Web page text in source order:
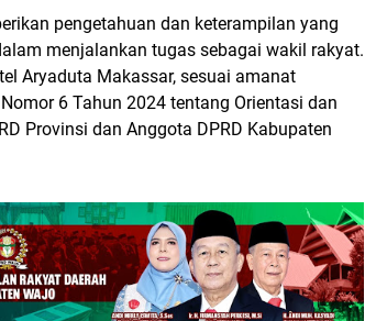
pengetahuan dan keterampilan yang
menjalankan tugas sebagai wakil rakyat.
Aryaduta Makassar, sesuai amanat
6 Tahun 2024 tentang Orientasi dan
Provinsi dan Anggota DPRD Kabupaten